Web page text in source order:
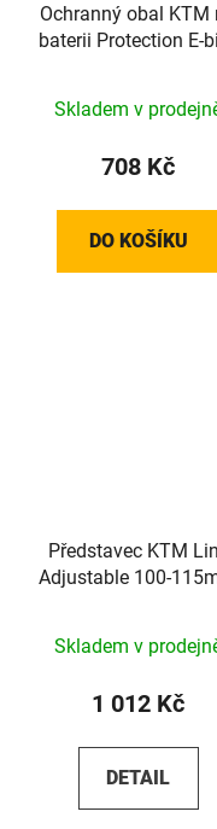
Ochranný obal KTM
baterii Protection E-
Skladem v
708 Kč
DO KOŠÍKU
Představec KTM
Adjustable 100-
Skladem v
1 012 Kč
DETAIL